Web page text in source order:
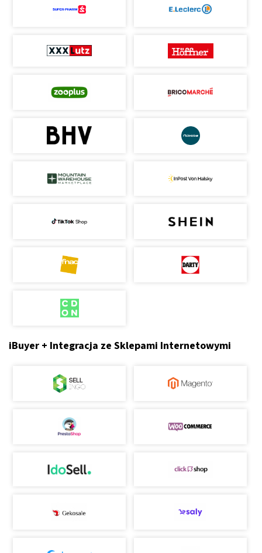
iBuyer + Integracja ze Sklepami Internetowymi